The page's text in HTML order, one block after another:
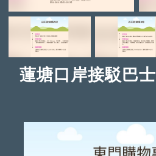
蓮塘口岸接駁巴士